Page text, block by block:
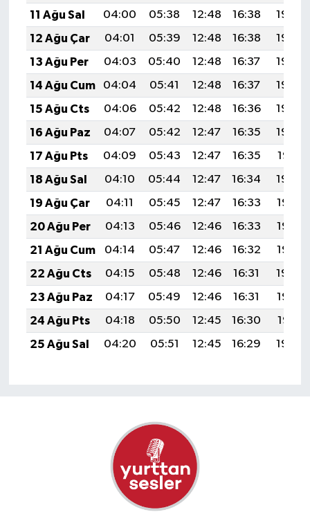
11 Ağu Sal
04:00 05:38 12:48 16:38
19:49
12 Ağu Çar
04:01 05:39 12:48 16:38
19:48
13 Ağu Per
04:03 05:40 12:48 16:37
19:46
14 Ağu Cum
04:04 05:41 12:48 16:37
19:45
15 Ağu Cts
04:06 05:42 12:48 16:36
19:44
16 Ağu Paz
04:07 05:42 12:47 16:35
19:42
17 Ağu Pts
04:09 05:43 12:47 16:35
19:41
18 Ağu Sal
04:10 05:44 12:47 16:34
19:39
19 Ağu Çar
04:11 05:45 12:47 16:33
19:38
20 Ağu Per
04:13 05:46 12:46 16:33
19:37
21 Ağu Cum
04:14 05:47 12:46 16:32
19:35
22 Ağu Cts
04:15 05:48 12:46 16:31
19:34
23 Ağu Paz
04:17 05:49 12:46 16:31
19:32
24 Ağu Pts
04:18 05:50 12:45 16:30
19:31
25 Ağu Sal
04:20 05:51 12:45 16:29 19:29